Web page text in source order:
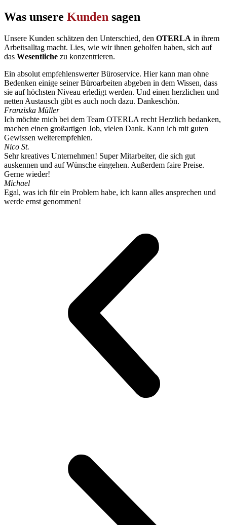
Was unsere Kunden sagen
Unsere Kunden schätzen den Unterschied, den OTERLA in ihrem
Arbeitsalltag macht. Lies, wie wir ihnen geholfen haben, sich auf
das Wesentliche zu konzentrieren.
Ein absolut empfehlenswerter Büroservice. Hier kann man ohne
Bedenken einige seiner Büroarbeiten abgeben in dem Wissen, dass
sie auf höchsten Niveau erledigt werden. Und einen herzlichen und
netten Austausch gibt es auch noch dazu. Dankeschön.
Franziska Müller
Ich möchte mich bei dem Team OTERLA recht Herzlich bedanken,
machen einen großartigen Job, vielen Dank. Kann ich mit guten
Gewissen weiterempfehlen.
Nico St.
Sehr kreatives Unternehmen! Super Mitarbeiter, die sich gut
auskennen und auf Wünsche eingehen. Außerdem faire Preise.
Gerne wieder!
Michael
Egal, was ich für ein Problem habe, ich kann alles ansprechen und
werde ernst genommen!